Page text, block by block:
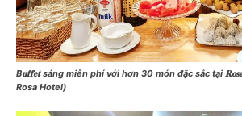
B𝐮𝐟𝐟𝐞𝐭 sáng miễn phí với hơn 30 món đặc sắc tại
Rosa Hotel)